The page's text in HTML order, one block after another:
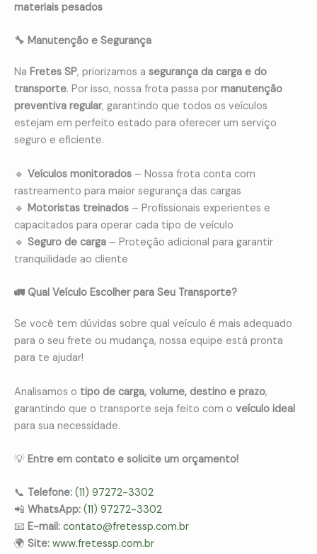
materiais pesados
🔧 Manutenção e Segurança
Na Fretes SP, priorizamos a segurança da carga e do
transporte. Por isso, nossa frota passa por manutenção
preventiva regular, garantindo que todos os veículos
estejam em perfeito estado para oferecer um serviço
seguro e eficiente.
🔹 Veículos monitorados – Nossa frota conta com
rastreamento para maior segurança das cargas
🔹 Motoristas treinados – Profissionais experientes e
capacitados para operar cada tipo de veículo
🔹 Seguro de carga – Proteção adicional para garantir
tranquilidade ao cliente
🚛 Qual Veículo Escolher para Seu Transporte?
Se você tem dúvidas sobre qual veículo é mais adequado
para o seu frete ou mudança, nossa equipe está pronta
para te ajudar!
Analisamos o tipo de carga, volume, destino e prazo,
garantindo que o transporte seja feito com o veículo ideal
para sua necessidade.
💡 Entre em contato e solicite um orçamento!
📞 Telefone: (11) 97272-3302
📲 WhatsApp: (11) 97272-3302
📧 E-mail: contato@fretessp.com.br
🌍 Site: www.fretessp.com.br